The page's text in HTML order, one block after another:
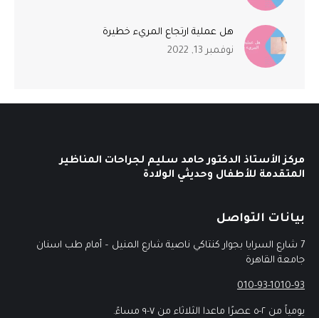
هل عملية ارتجاع المريء خطيرة
نوفمبر 13, 2022
مركز الأستاذ الدكتور حامد سليم لجراحات المناظير
المتقدمة للأطفال وحديثي الولادة
بيانات التواصل
7 شارع السرايا بجوار كنتاكي ناصية شارع المنيل – أمام طب اسنان
جامعة القاهرة
010-93-1010-93
يومياً من ٢-٥ عصرًا ماعدا الثلاثاء من ٧-٩ مساءً.